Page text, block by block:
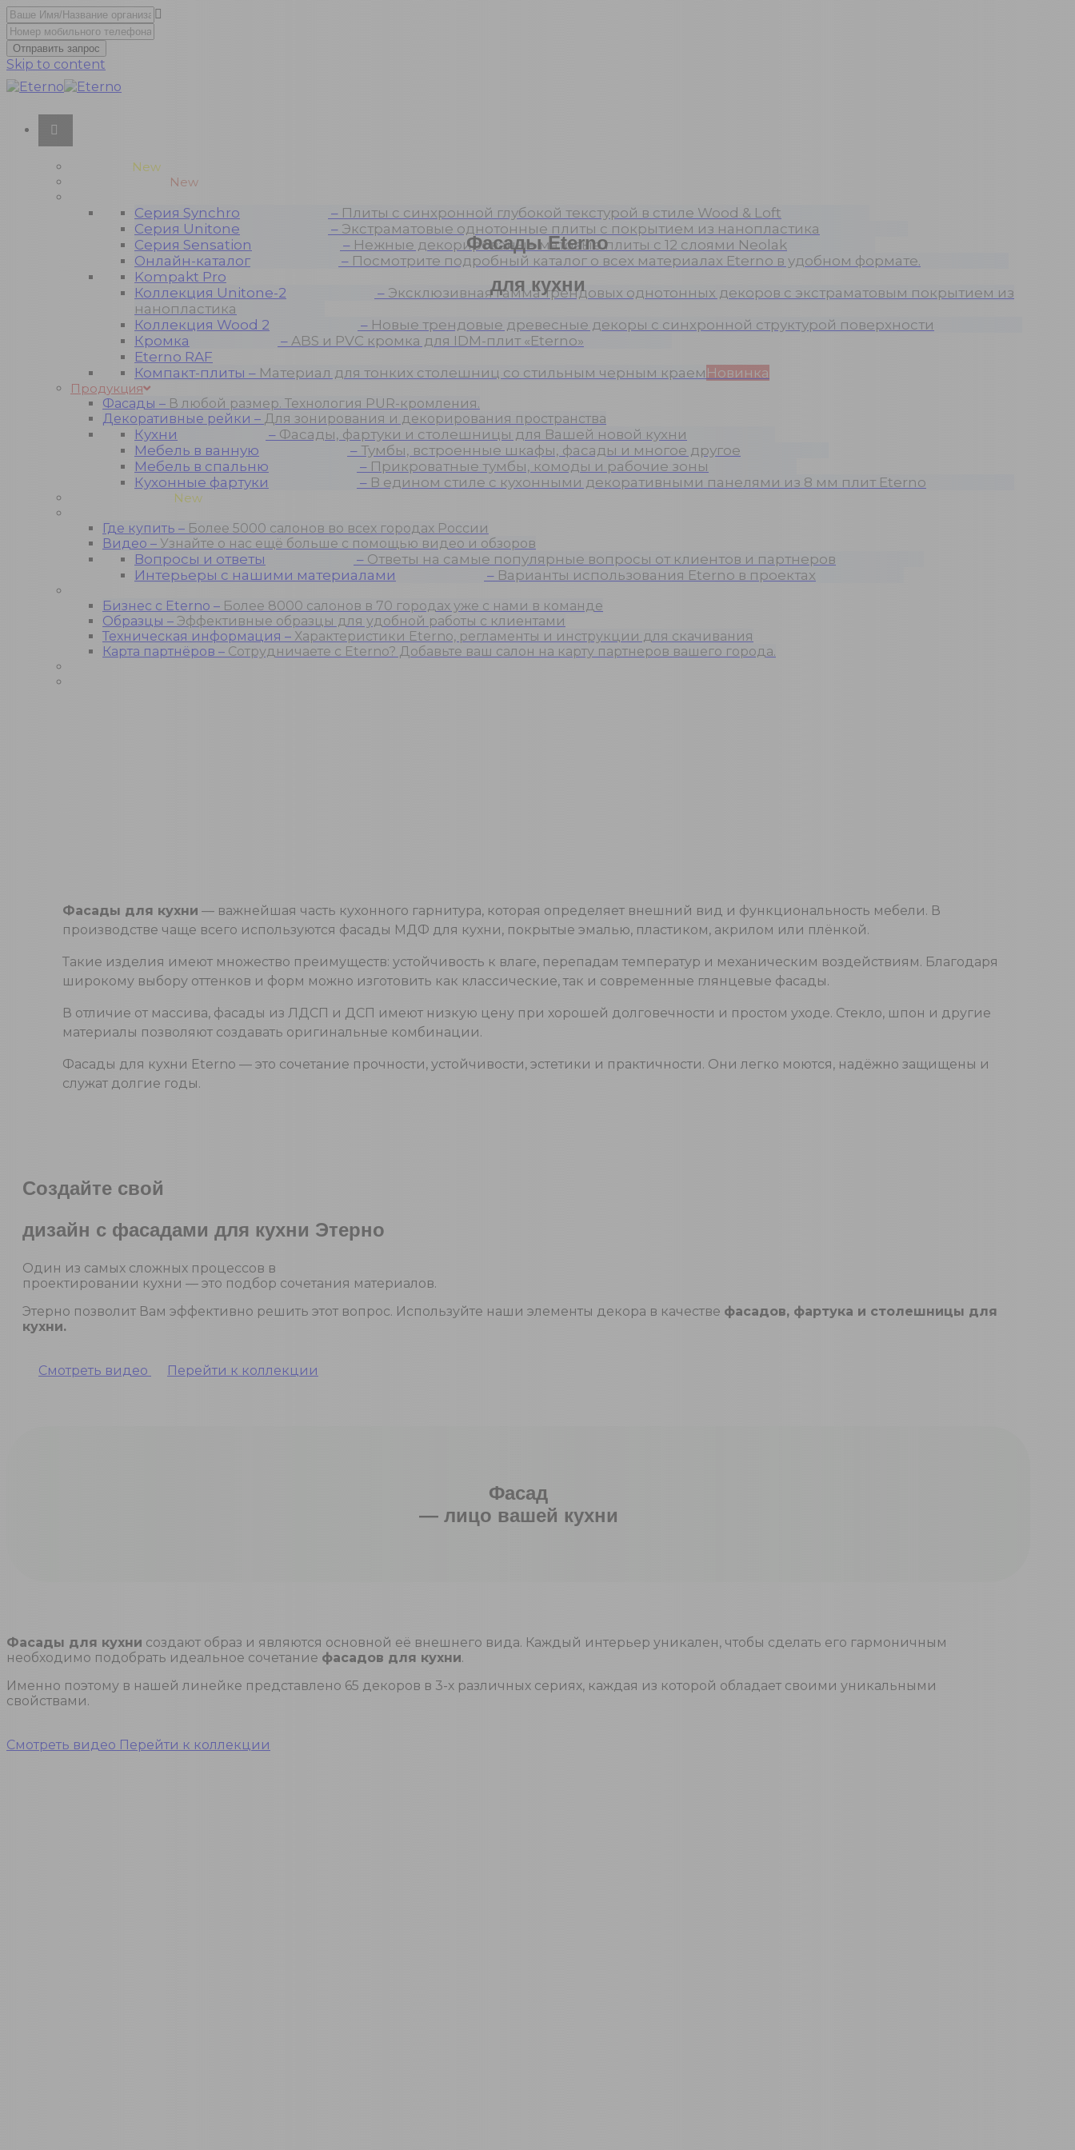
Отправить запрос
Skip to content
New
New
Серия Synchro – Плиты с синхронной глубокой текстурой в стиле Wood & Loft
Серия Unitone
– Экстраматовые однотонные плиты с покрытием из нанопластика
Серия Sensation
– Нежные декорированые матовые плиты с 12 слоями Neolak
Онлайн-каталог
– Посмотрите подробный каталог о всех материалах Eterno в удобном формате.
Kompakt Pro
Коллекция Unitone-2
– Эксклюзивная гамма трендовых однотонных декоров с экстраматовым покрытием из
нанопластика
Коллекция Wood 2
– Новые трендовые древесные декоры с синхронной структурой поверхности
Кромка
– ABS и PVC кромка для IDM-плит «Eterno»
Eterno RAF
Компакт-плиты – Материал для тонких столешниц со стильным черным краем Новинка
Продукция
Фасады – В любой размер. Технология PUR-кромления.
Декоративные рейки – Для зонирования и декорирования пространства
Кухни – Фасады, фартуки и столешницы для Вашей новой кухни
Мебель в ванную
– Тумбы, встроенные шкафы, фасады и многое другое
Мебель в спальню
– Прикроватные тумбы, комоды и рабочие зоны
Кухонные фартуки
– В едином стиле с кухонными декоративными панелями из 8 мм плит Eterno
New
Где купить – Более 5000 салонов во всех городах России
Видео – Узнайте о нас ещё больше с помощью видео и обзоров
Вопросы и ответы – Ответы на самые популярные вопросы от клиентов и партнеров
Интерьеры с нашими материалами
– Варианты использования Eterno в проектах
Бизнес с Eternо – Более 8000 салонов в 70 городах уже с нами в команде
Образцы – Эффективные образцы для удобной работы с клиентами
Техническая информация – Характеристики Eterno, регламенты и инструкции для скачивания
Карта партнёров – Сотрудничаете с Eterno? Добавьте ваш салон на карту партнеров вашего города.
Фасады Eterno
для кухни
Фасады для кухни — важнейшая часть кухонного гарнитура, которая определяет внешний вид и функциональность мебели. В
производстве чаще всего используются фасады МДФ для кухни, покрытые эмалью, пластиком, акрилом или плёнкой.
Такие изделия имеют множество преимуществ: устойчивость к влаге, перепадам температур и механическим воздействиям. Благодаря
широкому выбору оттенков и форм можно изготовить как классические, так и современные глянцевые фасады.
В отличие от массива, фасады из ЛДСП и ДСП имеют низкую цену при хорошей долговечности и простом уходе. Стекло, шпон и другие
материалы позволяют создавать оригинальные комбинации.
Фасады для кухни Eterno — это сочетание прочности, устойчивости, эстетики и практичности. Они легко моются, надёжно защищены и
служат долгие годы.
Создайте свой
дизайн с фасадами для кухни Этерно
Один из самых сложных процессов в
проектировании кухни — это подбор сочетания материалов.
Этерно позволит Вам эффективно решить этот вопрос. Используйте наши элементы декора в качестве фасадов, фартука и столешницы для
кухни.
Смотреть видео Перейти к коллекции
Фасад
— лицо вашей кухни
Фасады для кухни создают образ и являются основной её внешнего вида. Каждый интерьер уникален, чтобы сделать его гармоничным
необходимо подобрать идеальное сочетание фасадов для кухни.
Именно поэтому в нашей линейке представлено 65 декоров в 3-х различных сериях, каждая из которой обладает своими уникальными
свойствами.
Смотреть видео Перейти к коллекции